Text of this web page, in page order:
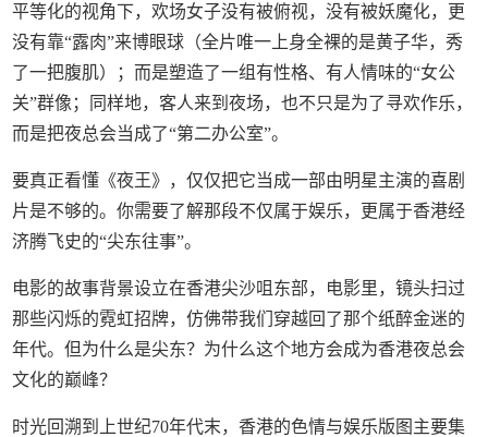
平等化的视角下，欢场女子没有被俯视，没有被妖魔化，更
没有靠“露肉”来博眼球（全片唯一上身全裸的是黄子华，秀
了一把腹肌）；而是塑造了一组有性格、有人情味的“女公
关”群像；同样地，客人来到夜场，也不只是为了寻欢作乐，
而是把夜总会当成了“第二办公室”。
要真正看懂《夜王》，仅仅把它当成一部由明星主演的喜剧
片是不够的。你需要了解那段不仅属于娱乐，更属于香港经
济腾飞史的“尖东往事”。
电影的故事背景设立在香港尖沙咀东部，电影里，镜头扫过
那些闪烁的霓虹招牌，仿佛带我们穿越回了那个纸醉金迷的
年代。但为什么是尖东？为什么这个地方会成为香港夜总会
文化的巅峰？
时光回溯到上世纪70年代末，香港的色情与娱乐版图主要集